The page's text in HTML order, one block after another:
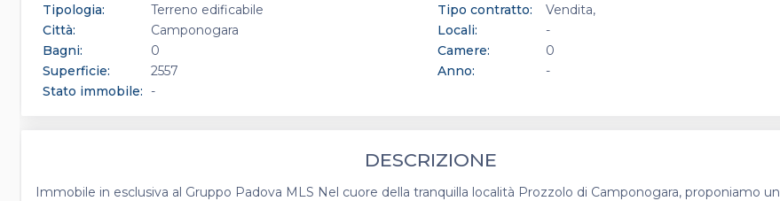
Tipologia: Terreno edificabile Tipo contratto:
Vendita
Città:
Camponogara Locali:
-
Bagni:
0 Camere:
0
Superficie:
2557 Anno:
-
Stato immobile: -
DESCRIZIONE
Immobile in esclusiva al Gruppo Padova MLS Nel cuore della tranquilla località Prozzolo di Camponogara, proponiamo un